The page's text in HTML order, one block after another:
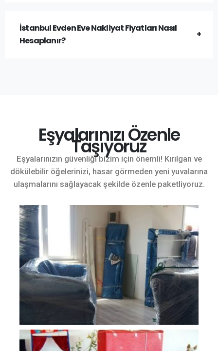
İstanbul Evden Eve Nakliyat Fiyatları Nasıl
Hesaplanır?
Eşyalarınızı Özenle
Taşıyoruz
Eşyalarınızın güvenliği bizim için önemli! Kırılgan ve
dökülebilir öğelerinizi, hasar görmeden yeni yuvalarına
ulaşmalarını sağlayacak şekilde özenle paketliyoruz.